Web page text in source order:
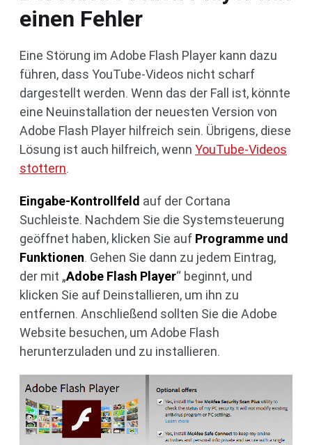
einen Fehler
Eine Störung im Adobe Flash Player kann dazu
führen, dass YouTube-Videos nicht scharf
dargestellt werden. Wenn das der Fall ist, könnte
eine Neuinstallation der neuesten Version von
Adobe Flash Player hilfreich sein. Übrigens, diese
Lösung ist auch hilfreich, wenn YouTube-Videos
stottern.
Eingabe-Kontrollfeld auf der Cortana
Suchleiste. Nachdem Sie die Systemsteuerung
geöffnet haben, klicken Sie auf Programme und
Funktionen. Gehen Sie dann zu jedem Eintrag,
der mit „Adobe Flash Player“ beginnt, und
klicken Sie auf Deinstallieren, um ihn zu
entfernen. Anschließend sollten Sie die Adobe
Website besuchen, um Adobe Flash
herunterzuladen und zu installieren.